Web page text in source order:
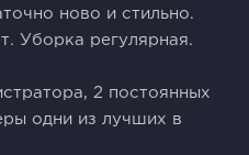
ново и стильно.
Уборка регулярная.
2 постоянных
одни из лучших в